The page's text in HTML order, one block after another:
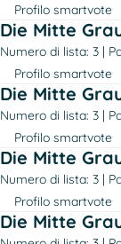
Profilo smartvote
Die Mitte
Numero di lista: 3
Profilo smartvote
Die Mitte
Numero di lista: 3
Profilo smartvote
Die Mitte
Numero di lista: 3
Profilo smartvote
Die Mitte